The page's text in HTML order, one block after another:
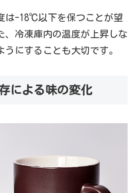
は-18℃以下を保つことが望
、冷凍庫内の温度が上昇しな
にすることも大切です。
による味の変化